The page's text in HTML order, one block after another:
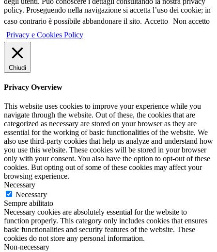
policy. Proseguendo nella navigazione si accetta l’uso dei cookie; in
caso contrario è possibile abbandonare il sito. Accetto Non accetto
Privacy e Cookies Policy
Chiudi
Privacy Overview
This website uses cookies to improve your experience while you
navigate through the website. Out of these, the cookies that are
categorized as necessary are stored on your browser as they are
essential for the working of basic functionalities of the website. We
also use third-party cookies that help us analyze and understand how
you use this website. These cookies will be stored in your browser
only with your consent. You also have the option to opt-out of these
cookies. But opting out of some of these cookies may affect your
browsing experience.
Necessary
Necessary
Sempre abilitato
Necessary cookies are absolutely essential for the website to
function properly. This category only includes cookies that ensures
basic functionalities and security features of the website. These
cookies do not store any personal information.
Non-necessary